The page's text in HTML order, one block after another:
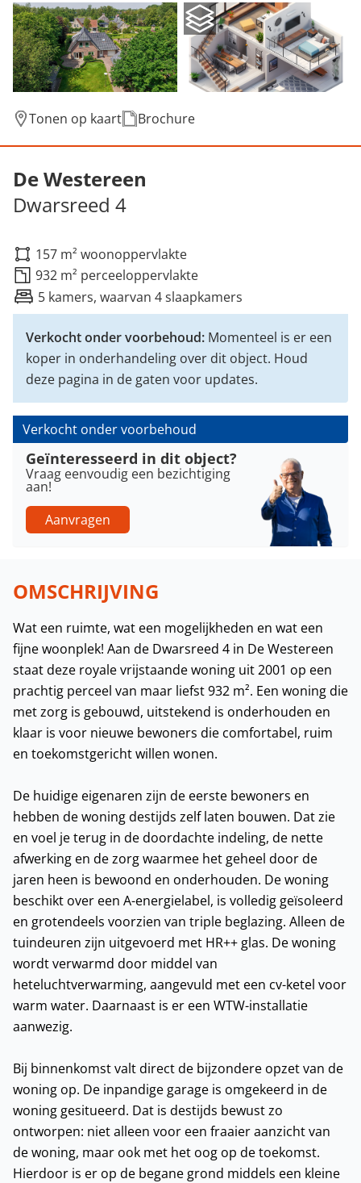
Tonen op kaart Brochure
De Westereen
Dwarsreed 4
157 m² woonoppervlakte
932 m² perceeloppervlakte
5 kamers, waarvan 4 slaapkamers
Verkocht onder voorbehoud: Momenteel is er een
koper in onderhandeling over dit object. Houd
deze pagina in de gaten voor updates.
Verkocht onder voorbehoud
Geïnteresseerd in dit object?
Vraag eenvoudig een bezichtiging
aan!
Aanvragen
OMSCHRIJVING
Wat een ruimte, wat een mogelijkheden en wat een
fijne woonplek! Aan de Dwarsreed 4 in De Westereen
staat deze royale vrijstaande woning uit 2001 op een
prachtig perceel van maar liefst 932 m². Een woning die
met zorg is gebouwd, uitstekend is onderhouden en
klaar is voor nieuwe bewoners die comfortabel, ruim
en toekomstgericht willen wonen.
De huidige eigenaren zijn de eerste bewoners en
hebben de woning destijds zelf laten bouwen. Dat zie
en voel je terug in de doordachte indeling, de nette
afwerking en de zorg waarmee het geheel door de
jaren heen is bewoond en onderhouden. De woning
beschikt over een A-energielabel, is volledig geïsoleerd
en grotendeels voorzien van triple beglazing. Alleen de
tuindeuren zijn uitgevoerd met HR++ glas. De woning
wordt verwarmd door middel van
heteluchtverwarming, aangevuld met een cv-ketel voor
warm water. Daarnaast is er een WTW-installatie
aanwezig.
Bij binnenkomst valt direct de bijzondere opzet van de
woning op. De inpandige garage is omgekeerd in de
woning gesitueerd. Dat is destijds bewust zo
ontworpen: niet alleen voor een fraaier aanzicht van
de woning, maar ook met het oog op de toekomst.
Hierdoor is er op de begane grond middels een kleine